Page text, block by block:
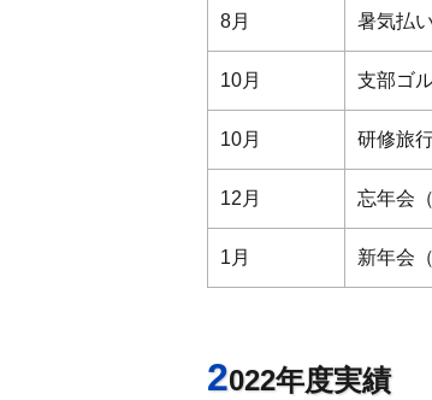
8月 暑気払
10月 支部ゴ
10月 研修旅
12月 忘年会
1月 新年会
2022年度実績